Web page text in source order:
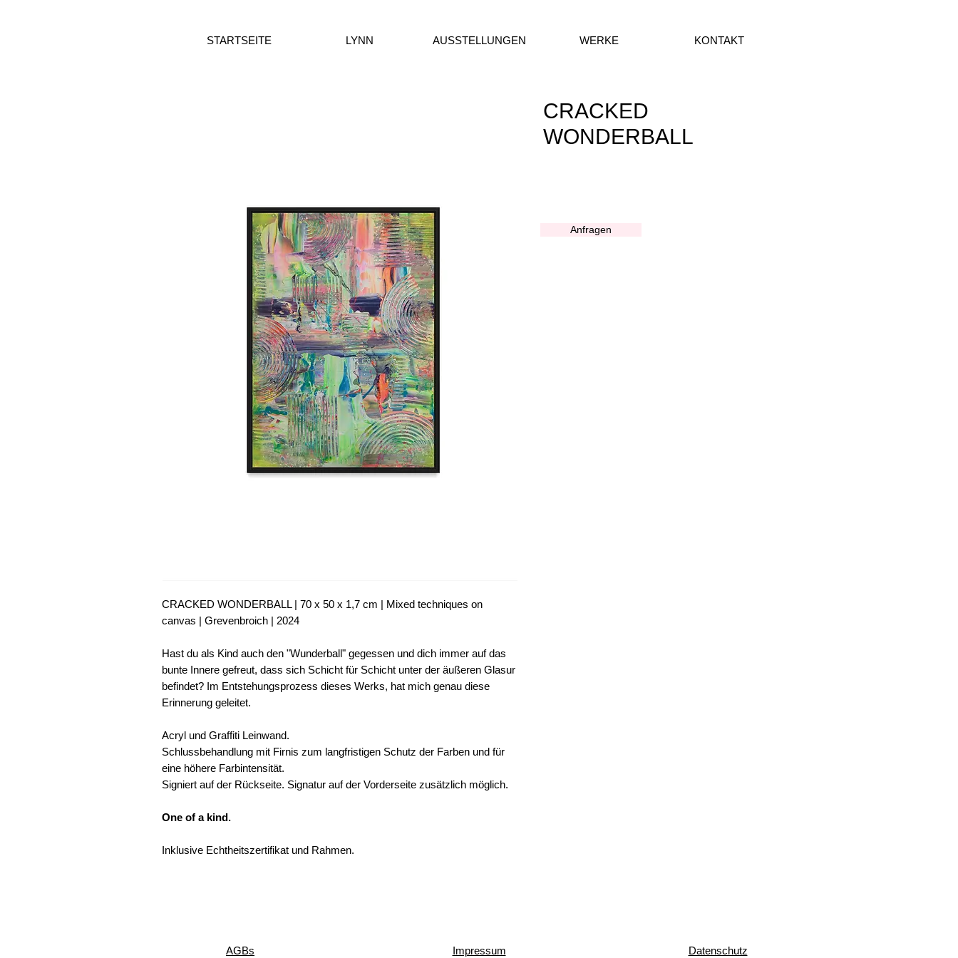
STARTSEITE LYNN AUSSTELLUNGEN WERKE KONTAKT
CRACKED WONDERBALL | 70 x 50 x 1,7 cm | Mixed techniques on
canvas | Grevenbroich | 2024
Hast du als Kind auch den "Wunderball" gegessen und dich immer auf das
bunte Innere gefreut, dass sich Schicht für Schicht unter der äußeren Glasur
befindet? Im Entstehungsprozess dieses Werks, hat mich genau diese
Erinnerung geleitet.
Acryl und Graffiti Leinwand.
Schlussbehandlung mit Firnis zum langfristigen Schutz der Farben und für
eine höhere Farbintensität.
Signiert auf der Rückseite. Signatur auf der Vorderseite zusätzlich möglich.
One of a kind.
Inklusive Echtheitszertifikat und Rahmen.
CRACKED
WONDERBALL
Anfragen
AGBs Impressum Datenschutz